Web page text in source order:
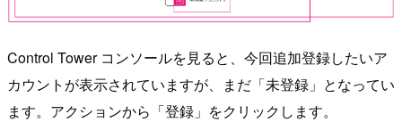
Control Tower コンソールを見ると、今回追加登録したいア
カウントが表示されていますが、まだ「未登録」となってい
ます。アクションから「登録」をクリックします。